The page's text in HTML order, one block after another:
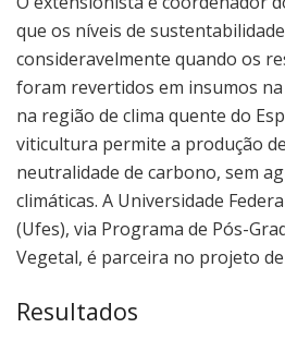
que os níveis de
consideravelmente quando os
foram revertidos em insumos
na região de clima quente do
viticultura permite a produção
neutralidade de carbono, sem
climáticas. A Universidade
(Ufes), via Programa de Pós-
Vegetal, é parceira no projeto
Resultados